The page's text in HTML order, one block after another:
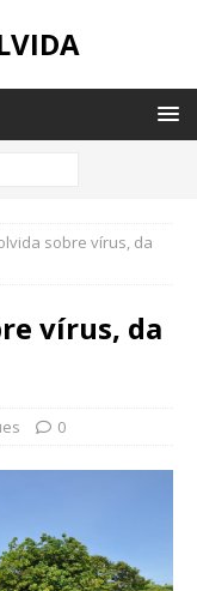
sobre vírus, da
vírus, da
0